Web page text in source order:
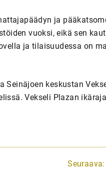
ja
vuoksi, eikä sen
ja tilaisuudessa on
keskustan
Vekseli Plazan
Seuraava: